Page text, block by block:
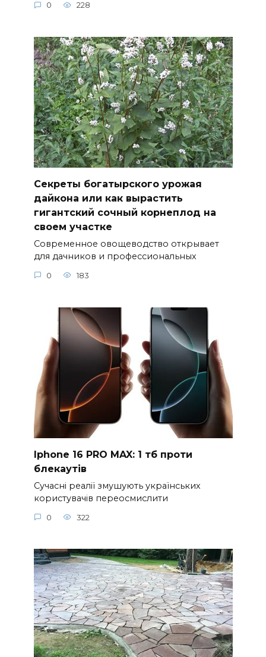
0 228
Секреты богатырского урожая
дайкона или как вырастить
гигантский сочный корнеплод на
своем участке
Современное овощеводство открывает
для дачников и профессиональных
0 183
Iphone 16 PRO MAX: 1 тб проти
блекаутів
Сучасні реалії змушують українських
користувачів переосмислити
0 322